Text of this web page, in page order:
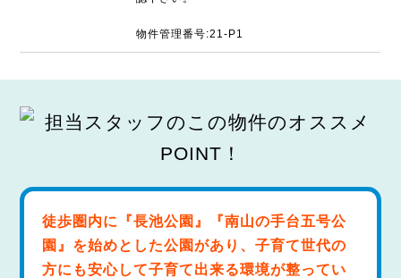
物件管理番号:21-P1
徒歩圏内に『長池公園』『南山の手台五号公
園』を始めとした公園があり、子育て世代の
方にも安心して子育て出来る環境が整ってい